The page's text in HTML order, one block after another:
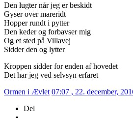
Den lugter når jeg er beskidt
Gyser over mareridt
Hopper rundt i pytter
Den keder og forbavser mig
Og et sted på Villavej
Sidder den og lytter
Kroppen sidder for enden af hovedet
Det har jeg ved selvsyn erfaret
Ormen i Ævlet 07:07 , 22. december,
Del